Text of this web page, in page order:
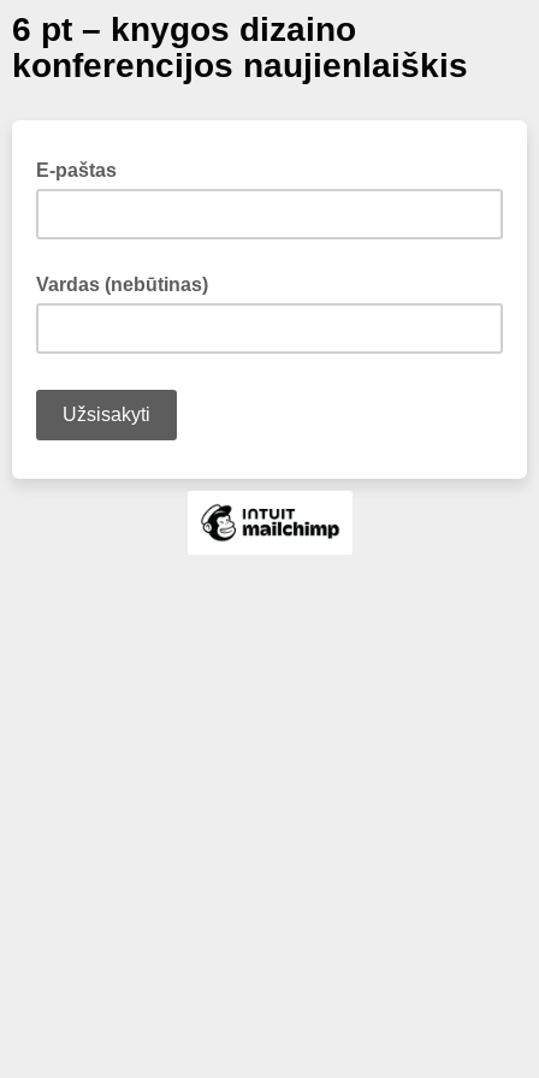
6 pt – knygos dizaino
konferencijos naujienlaiškis
E-paštas
Vardas (nebūtinas)